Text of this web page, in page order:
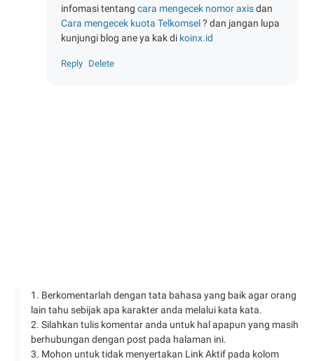
infomasi tentang cara mengecek nomor axisdan
Cara mengecek kuota Telkomsel? dan jangan lupa
kunjungi blog ane ya kak di koinx.id
Reply Delete
1. Berkomentarlah dengan tata bahasa yang baik agar orang
lain tahu sebijak apa karakter anda melalui kata kata.
2. Silahkan tulis komentar anda untuk hal apapun yang masih
berhubungan dengan post pada halaman ini.
3. Mohon untuk tidak menyertakan Link Aktif pada kolom